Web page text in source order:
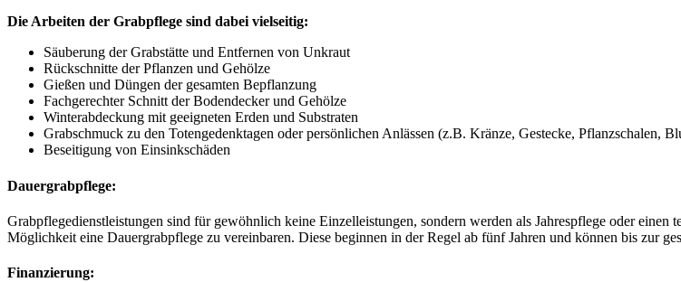
Die Arbeiten der Grabpflege sind dabei vielseitig:
Säuberung der Grabstätte und Entfernen von Unkraut
Rückschnitte der Pflanzen und Gehölze
Gießen und Düngen der gesamten Bepflanzung
Fachgerechter Schnitt der Bodendecker und Gehölze
Winterabdeckung mit geeigneten Erden und Substraten
Grabschmuck zu den Totengedenktagen oder persönlichen Anlässen (z.B. Kränze, Gestecke, Pflanzschalen,
Beseitigung von Einsinkschäden
Dauergrabpflege:
Grabpflegedienstleistungen sind für gewöhnlich keine Einzelleistungen, sondern werden als Jahrespflege oder
Möglichkeit eine Dauergrabpflege zu vereinbaren. Diese beginnen in der Regel ab fünf Jahren und können bis zur
Finanzierung: